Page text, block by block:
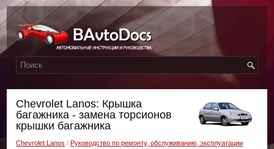
Chevrolet Lanos: Крышка
багажника - замена торсионов
крышки багажника
Chevrolet Lanos /Руководство по ремонту, обслуживанию, эксплуатации